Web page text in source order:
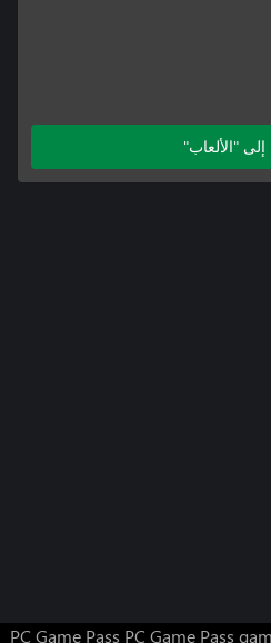
إلى "الألعاب"
PC Game Pass PC Game Pass